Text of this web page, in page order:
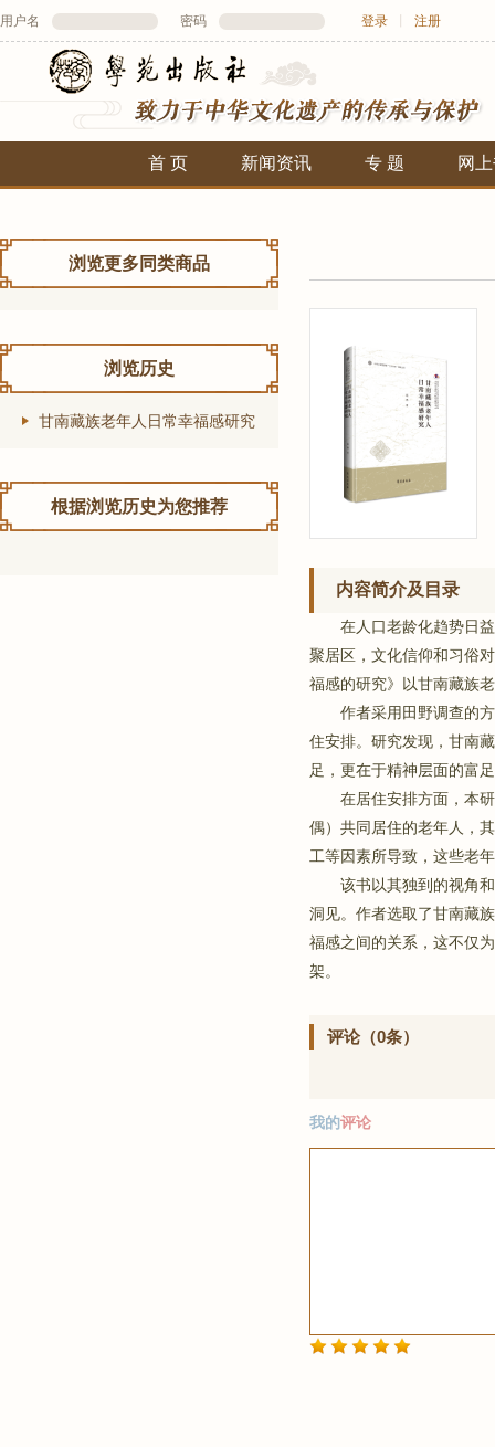
用户名 密码 登录 注册
首 页 新闻资讯 专 题 网
浏览更多同类商品
浏览历史
甘南藏族老年人日常幸福感研究
根据浏览历史为您推荐
内容简介及目录
在人口老龄化趋势日
聚居区，文化信仰和习俗
福感的研究》以甘南藏族
作者采用田野调查的
住安排。研究发现，甘南
足，更在于精神层面的富
在居住安排方面，本
偶）共同居住的老年人，
工等因素所导致，这些老
该书以其独到的视角
洞见。作者选取了甘南藏
福感之间的关系，这不仅
架。
评论（0条）
我的评论